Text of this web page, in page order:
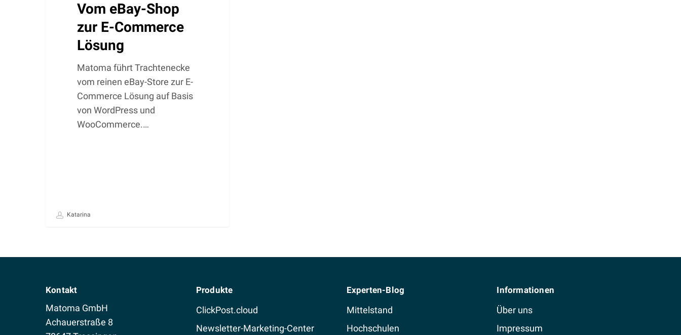
Vom eBay-Shop
zur E-Commerce
Lösung
Matoma führt Trachtenecke
vom reinen eBay-Store zur E-
Commerce Lösung auf Basis
von WordPress und
WooCommerce.…
Katarina
Kontakt
Matoma GmbH
Achauerstraße 8
Produkte
ClickPost.cloud
Newsletter-Marketing-Center
Experten-Blog
Mittelstand
Hochschulen
Informationen
Über uns
Impressum